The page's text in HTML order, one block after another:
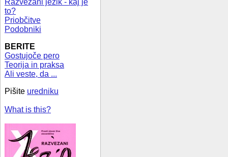
Razvezani jezik - kaj je
to?
Priobčitve
Podobniki
BERITE
Gostujoče pero
Teorija in praksa
Ali veste, da ...
Pišite uredniku
What is this?